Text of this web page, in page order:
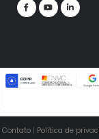
Contato | Política de